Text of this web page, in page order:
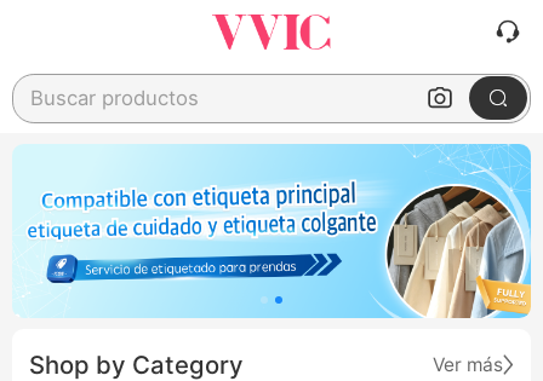
Buscar productos
Shop by Category Ver más